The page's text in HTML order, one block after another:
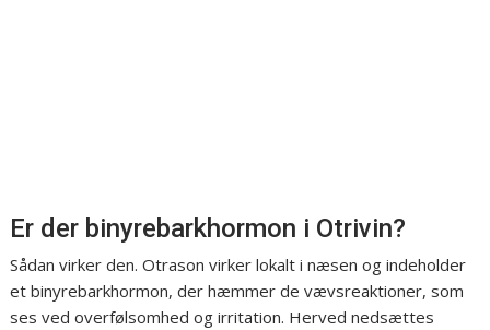
Er der binyrebarkhormon i Otrivin?
Sådan virker den. Otrason virker lokalt i næsen og indeholder
et binyrebarkhormon, der hæmmer de vævsreaktioner, som
ses ved overfølsomhed og irritation. Herved nedsættes